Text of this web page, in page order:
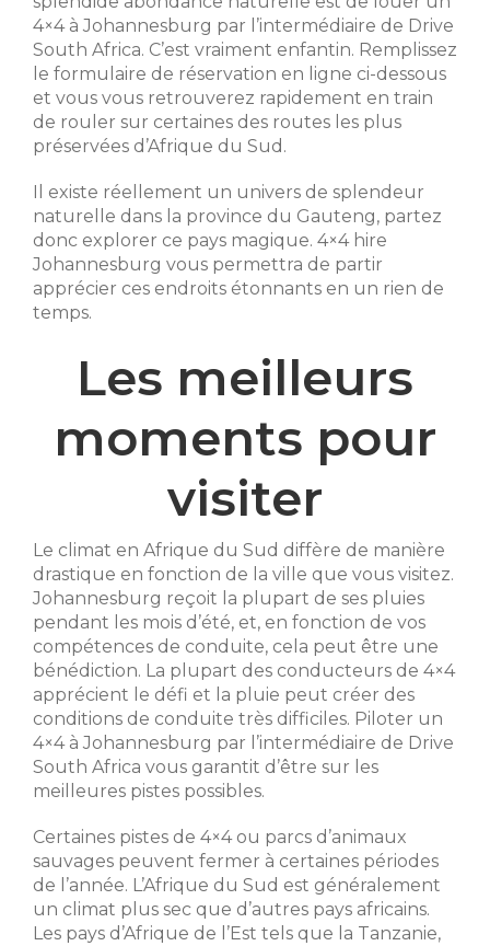
4×4 à Johannesburg par l’intermédiaire de Drive
South Africa. C’est vraiment enfantin. Remplissez
le formulaire de réservation en ligne ci-dessous
et vous vous retrouverez rapidement en train
de rouler sur certaines des routes les plus
préservées d’Afrique du Sud.
Il existe réellement un univers de splendeur
naturelle dans la province du Gauteng, partez
donc explorer ce pays magique. 4×4 hire
Johannesburg vous permettra de partir
apprécier ces endroits étonnants en un rien de
temps.
Les meilleurs
moments pour
visiter
Le climat en Afrique du Sud diffère de manière
drastique en fonction de la ville que vous visitez.
Johannesburg reçoit la plupart de ses pluies
pendant les mois d’été, et, en fonction de vos
compétences de conduite, cela peut être une
bénédiction. La plupart des conducteurs de 4×4
apprécient le défi et la pluie peut créer des
conditions de conduite très difficiles. Piloter un
4×4 à Johannesburg par l’intermédiaire de Drive
South Africa vous garantit d’être sur les
meilleures pistes possibles.
Certaines pistes de 4×4 ou parcs d’animaux
sauvages peuvent fermer à certaines périodes
de l’année. L’Afrique du Sud est généralement
un climat plus sec que d’autres pays africains.
Les pays d’Afrique de l’Est tels que la Tanzanie,